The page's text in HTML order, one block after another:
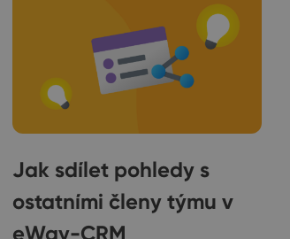
Jak sdílet pohledy s
ostatními členy týmu v
eWay-CRM